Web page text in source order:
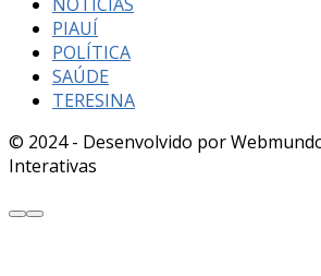
PIAUÍ
POLÍTICA
SAÚDE
TERESINA
© 2024 - Desenvolvido por
Interativas